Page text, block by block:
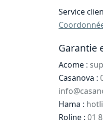
Service
Garantie
Acome :
Casanova :
Hama :
Roline : 01